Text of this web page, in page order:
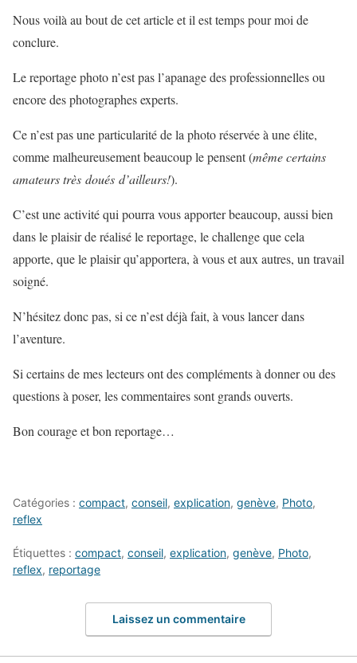
Nous voilà au bout de cet article et il est temps pour moi de
conclure.
Le reportage photo n’est pas l’apanage des professionnelles ou
encore des photographes experts.
Ce n’est pas une particularité de la photo réservée à une élite,
comme malheureusement beaucoup le pensent (même certains
amateurs très doués d’ailleurs!).
C’est une activité qui pourra vous apporter beaucoup, aussi bien
dans le plaisir de réalisé le reportage, le challenge que cela
apporte, que le plaisir qu’apportera, à vous et aux autres, un travail
soigné.
N’hésitez donc pas, si ce n’est déjà fait, à vous lancer dans
l’aventure.
Si certains de mes lecteurs ont des compléments à donner ou des
questions à poser, les commentaires sont grands ouverts.
Bon courage et bon reportage…
Catégories : compact, conseil, explication, genève, Photo,
reflex
Étiquettes : compact, conseil, explication, genève, Photo,
reflex, reportage
Laissez un commentaire